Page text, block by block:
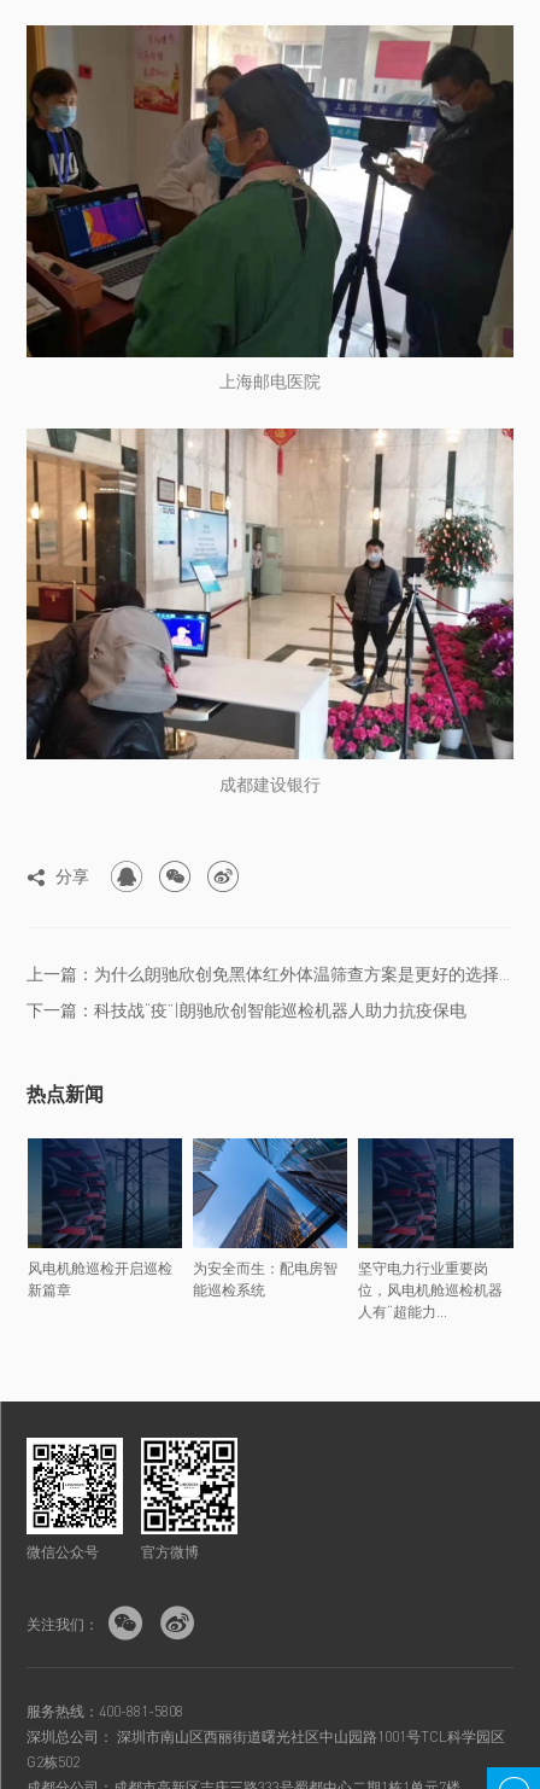
上海邮电医院
成都建设银行
 分享   
下一篇：科技战“疫”|朗驰欣创智能巡检机器人助力抗疫保电
热点新闻
风电机舱巡检开启巡检
新篇章
为安全而生：配电房智
能巡检系统
坚守电力行业重要岗
位，风电机舱巡检机器
人有“超能力...
微信公众号 官方微博
关注我们：  
服务热线：400-881-5808
深圳总公司： 深圳市南山区西丽街道曙光社区中山园路1001号TCL科学园区
G2栋502